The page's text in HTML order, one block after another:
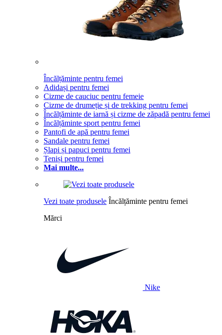
Încălțăminte pentru femei
Adidași pentru femei
Cizme de cauciuc pentru femeie
Cizme de drumeție și de trekking pentru femei
Încălțăminte de iarnă și cizme de zăpadă pentru femei
Încălțăminte sport pentru femei
Pantofi de apă pentru femei
Sandale pentru femei
Șlapi și papuci pentru femei
Teniși pentru femei
Mai multe...
Vezi toate produsele Încălțăminte pentru femei
Mărci
Nike